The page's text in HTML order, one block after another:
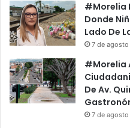
#Morelia
Donde
Lado De
7 de
#Morelia
De Av.
7 de